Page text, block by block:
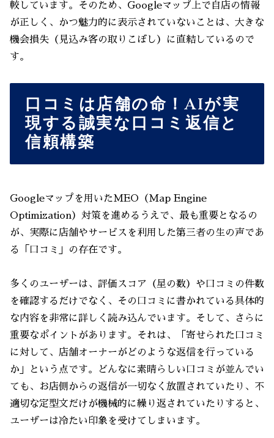
較しています。そのため、Googleマップ上で自店の情報
が正しく、かつ魅力的に表示されていないことは、大きな
機会損失（見込み客の取りこぼし）に直結しているので
す。
口コミは店舗の命！AIが実
現する誠実な口コミ返信と
信頼構築
Googleマップを用いたMEO（Map Engine
Optimization）対策を進めるうえで、最も重要となるの
が、実際に店舗やサービスを利用した第三者の生の声であ
る「口コミ」の存在です。
多くのユーザーは、評価スコア（星の数）や口コミの件数
を確認するだけでなく、その口コミに書かれている具体的
な内容を非常に詳しく読み込んでいます。そして、さらに
重要なポイントがあります。それは、「寄せられた口コミ
に対して、店舗オーナーがどのような返信を行っている
か」という点です。どんなに素晴らしい口コミが並んでい
ても、お店側からの返信が一切なく放置されていたり、不
適切な定型文だけが機械的に繰り返されていたりすると、
ユーザーは冷たい印象を受けてしまいます。